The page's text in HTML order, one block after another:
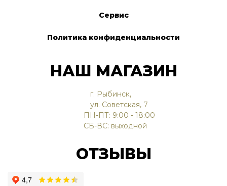
Сервис
Политика конфиденциальности
НАШ МАГАЗИН
г. Рыбинск,
ул. Советская, 7
ПН-ПТ: 9:00 - 18:00
СБ-ВС: выходной
ОТЗЫВЫ